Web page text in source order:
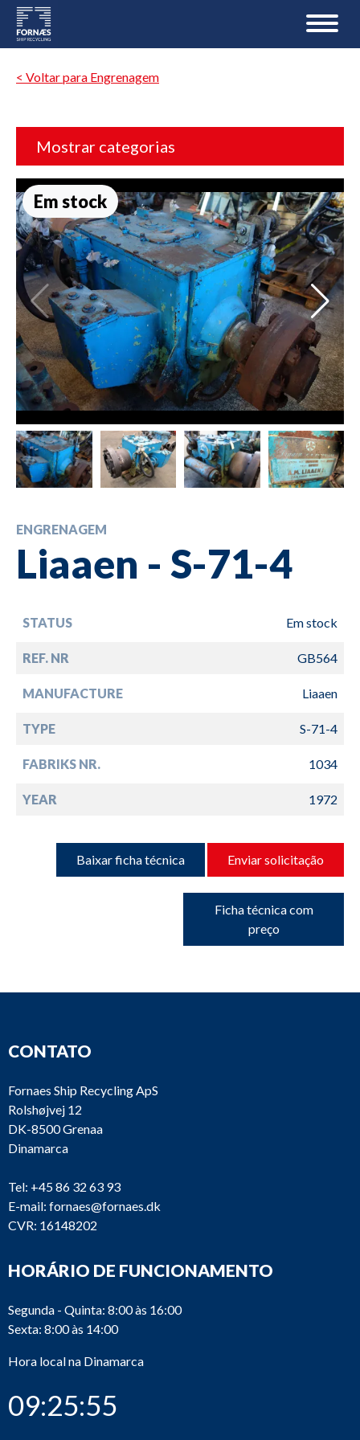
< Voltar para Engrenagem
Mostrar categorias
Em stock
ENGRENAGEM
Liaaen - S-71-4
STATUS Em stock
REF. NR GB564
MANUFACTURE Liaaen
TYPE S-71-4
FABRIKS NR. 1034
YEAR 1972
Baixar ficha técnica Enviar solicitação
Ficha técnica com
preço
CONTATO
Fornaes Ship Recycling ApS
Rolshøjvej 12
DK-8500 Grenaa
Dinamarca
Tel: +45 86 32 63 93
E-mail: fornaes@fornaes.dk
CVR: 16148202
HORÁRIO DE FUNCIONAMENTO
Segunda - Quinta: 8:00 às 16:00
Sexta: 8:00 às 14:00
Hora local na Dinamarca
09:25:55